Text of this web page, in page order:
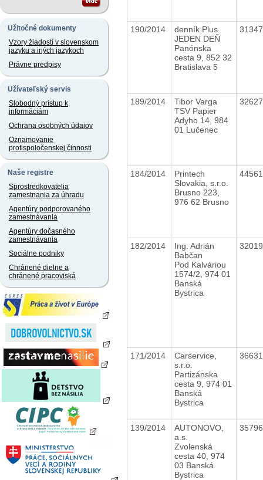
Užitočné dokumenty
Vzory žiadostí v slovenskom
jazyku a iných jazykoch
Právne predpisy
Užívateľský servis
Slobodný prístup k
informáciám
Ochrana osobných údajov
Oznamovanie
protispoločenskej činnosti
Naše registre
Sprostredkovatelia
zamestnania za úhradu
Agentúry podporovaného
zamestnávania
Agentúry dočasného
zamestnávania
Sociálne podniky
Chránené dielne a
chránené pracoviská
190/2014
denník Plus
JEDEN DEŇ
Panónska
cesta 9, 852 32
Bratislava 5
189/2014
Tibor Varga
TSV Papier
Adyho 14, 984
01 Lučenec
184/2014
Printech
Slovakia, s.r.o.
Brusno 223,
976 62 Brusno
182/2014
Ing. Adrián
Babčan
Pod Kalváriou
1574/2, 974 01
Banská
Bystrica
171/2014
Carservice,
s.r.o.
Partizánska
cesta 9, 974 01
Banská
Bystrica
139/2014
AUTONOVO,
a.s.
Zvolenská
cesta 40, 974
03 Banská
Bystrica